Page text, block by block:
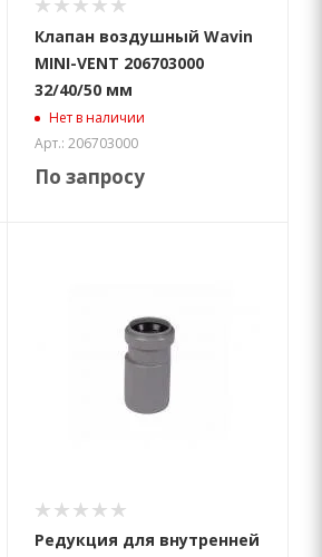
Клапан воздушный Wavin
MINI-VENT 206703000
32/40/50 мм
Нет в наличии
Арт.: 206703000
По запросу
Редукция для внутренней